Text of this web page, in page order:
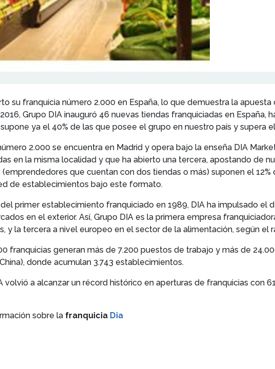
su franquicia número 2.000 en España, lo que demuestra la
Grupo DIA inauguró 46 nuevas tiendas franquiciadas en España,
ya el 40% de las que posee el grupo en nuestro país y supera
2.000 se encuentra en Madrid y opera bajo la enseña DIA
en la misma localidad y que ha abierto una tercera, apostando de
que cuentan con dos tiendas o más) suponen el
de establecimientos bajo este formato.
primer establecimiento franquiciado en 1989, DIA ha impulsado el
en el exterior. Así, Grupo DIA es la primera empresa
y la tercera a nivel europeo en el sector de la alimentación, según el
franquicias generan más de 7.200 puestos de trabajo y más de
donde acumulan 3.743 establecimientos.
volvió a alcanzar un récord histórico en aperturas de franquicias con
sobre la franquicia Dia